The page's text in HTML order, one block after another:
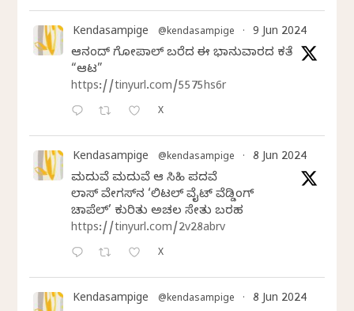
Kendasampige @kendasampige · 9 Jun 2024
ಆನಂದ್‌ ಗೋಪಾಲ್‌ ಬರೆದ ಈ ಭಾನುವಾರದ ಕತೆ
“ಆಟ”
https://tinyurl.com/5575hs6r
X
Kendasampige @kendasampige · 8 Jun 2024
ಮದುವೆ ಮದುವೆ ಆ ಸಿಹಿ ಪದವೆ
ಲಾಸ್‌ ವೇಗಸ್‌ನ ‘ಲಿಟಲ್ ವೈಟ್ ವೆಡ್ಡಿಂಗ್
ಚಾಪೆಲ್’ ಕುರಿತು ಅಚಲ ಸೇತು ಬರಹ
https://tinyurl.com/2v28abrv
X
Kendasampige @kendasampige · 8 Jun 2024